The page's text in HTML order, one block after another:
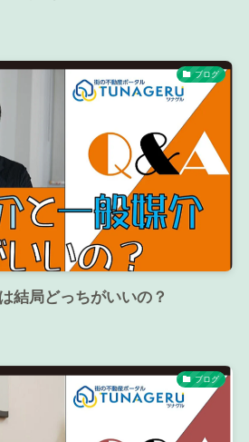
ブログ
結局どっちがいいの？
ブログ